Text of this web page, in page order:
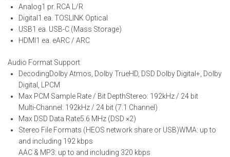
Analog1 pr. RCA L/R
Digital 1 ea. TOSLINK Optical
USB1 ea. USB-C (Mass Storage)
HDMI 1 ea. eARC / ARC
Audio Format Support
DecodingDolby Atmos, Dolby TrueHD, DSD Dolby Digital+, Dolby
Digital, LPCM
Max PCM Sample Rate / Bit DepthStereo: 192kHz / 24 bit
Multi-Channel: 192kHz / 24 bit (7.1 Channel)
Max DSD Data Rate5.6 MHz (DSD ×2)
Stereo File Formats (HEOS network share or USB)WMA: up to
and including 192 kbps
AAC & MP3: up to and including 320 kbps